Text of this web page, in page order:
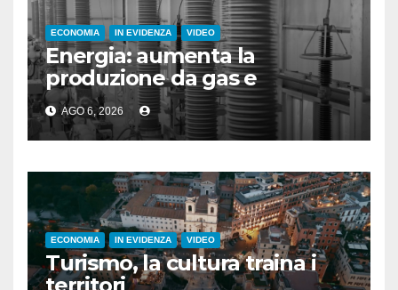
ECONOMIA IN EVIDENZA VIDEO
Energia: aumenta la
produzione da gas e
fotovoltaico
AGO 6, 2026
ECONOMIA IN EVIDENZA VIDEO
Turismo, la cultura traina i
territori